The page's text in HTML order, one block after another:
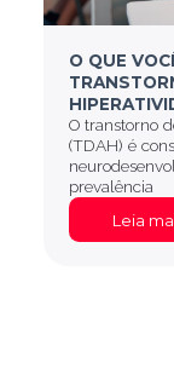
O QUE
O transtorno
(TDAH) é
prevalência
Leia